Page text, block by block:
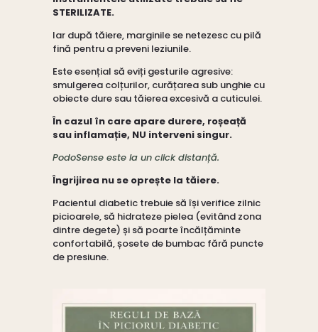
STERILIZATE.
Iar după tăiere, marginile se netezesc cu pilă
fină pentru a preveni leziunile.
Este esențial să eviți gesturile agresive:
smulgerea colțurilor, curățarea sub unghie cu
obiecte dure sau tăierea excesivă a cuticulei.
În cazul în care apare durere, roșeață
sau inflamație, NU interveni singur.
PodoSense este la un click distanță.
Îngrijirea nu se oprește la tăiere.
Pacientul diabetic trebuie să își verifice zilnic
picioarele, să hidrateze pielea (evitând zona
dintre degete) și să poarte încălțăminte
confortabilă, șosete de bumbac fără puncte
de presiune.